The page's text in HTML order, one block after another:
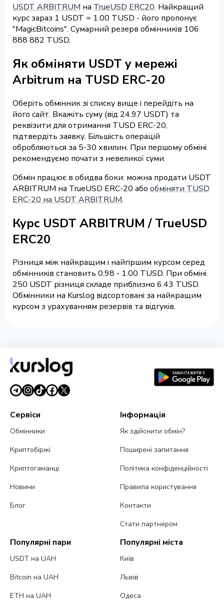
USDT ARBITRUM на TrueUSD ERC20. Найкращий
курс зараз 1 USDT = 1.00 TUSD - його пропонує
"MagicBitcoins". Сумарний резерв обмінників 106
888 882 TUSD.
Як обміняти USDT у мережі
Arbitrum на TUSD ERC-20
Оберіть обмінник зі списку вище і перейдіть на
його сайт. Вкажіть суму (від 24.97 USDT) та
реквізити для отримання TUSD ERC-20,
підтвердіть заявку. Більшість операцій
обробляються за 5-30 хвилин. При першому обміні
рекомендуємо почати з невеликої суми.
Обмін працює в обидва боки: можна продати USDT
ARBITRUM на TrueUSD ERC-20 або обміняти TUSD
ERC-20 на USDT ARBITRUM.
Курс USDT ARBITRUM / TrueUSD
ERC20
Різниця між найкращим і найгіршим курсом серед
обмінників становить 0.98 - 1.00 TUSD. При обміні
250 USDT різниця складе приблизно 6.43 TUSD.
Обмінники на Kurslog відсортовані за найкращим
курсом з урахуванням резервів та відгуків.
Сервіси
Обмінники
Криптобіржі
Криптогаманці
Новини
Блог
Інформація
Як здійснити обмін?
Поширені запитання
Політика конфіденційності
Правила користування
Контакти
Стати партнером
Популярні пари
USDT на UAH
Bitcoin на UAH
ETH на UAH
Популярні міста
Київ
Львів
Одеса